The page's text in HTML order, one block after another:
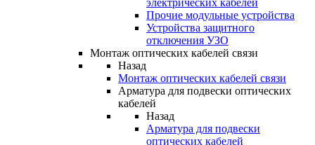
электрических кабелей
Прочие модульные устройства
Устройства защитного
отключения УЗО
Монтаж оптических кабелей связи
Назад
Монтаж оптических кабелей связи
Арматура для подвески оптических
кабелей
Назад
Арматура для подвески
оптических кабелей